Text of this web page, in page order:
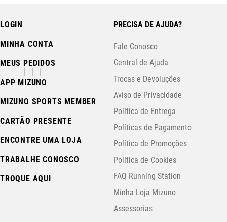
LOGIN
MINHA CONTA
MEUS PEDIDOS
APP MIZUNO
MIZUNO SPORTS MEMBER
CARTÃO PRESENTE
ENCONTRE UMA LOJA
TRABALHE CONOSCO
TROQUE AQUI
PRECISA DE AJUDA?
Fale Conosco
Central de Ajuda
Trocas e Devoluções
Aviso de Privacidade
Política de Entrega
Políticas de Pagamento
Política de Promoções
Política de Cookies
FAQ Running Station
Minha Loja Mizuno
Assessorias